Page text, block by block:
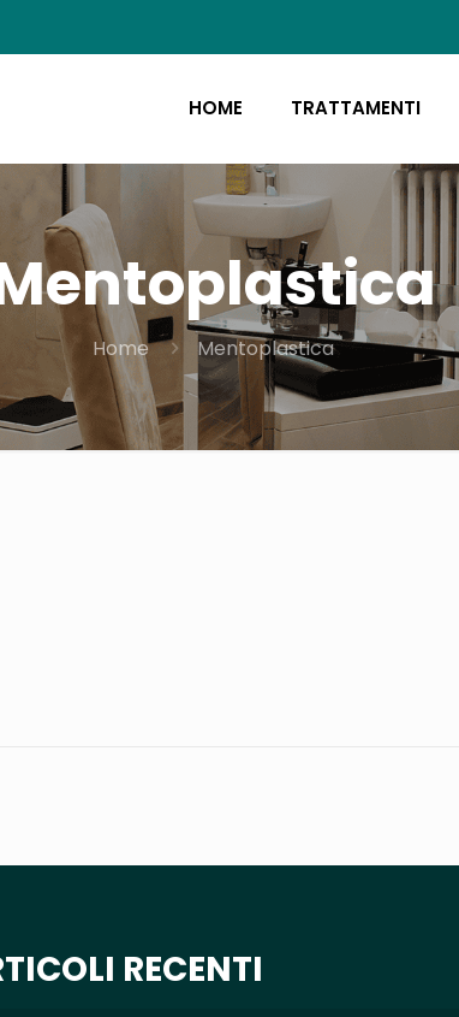
HOME TRATTAMENTI
Home Mentoplastica
RECENTI